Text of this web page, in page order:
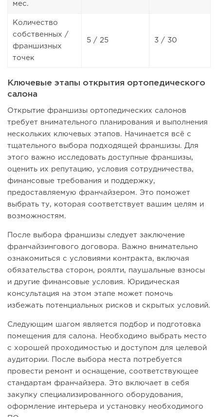
мес.
Количество
собственных /
франшизных
точек
5 / 25 3 / 30
Ключевые этапы открытия ортопедического
салона
Открытие франшизы ортопедических салонов
требует внимательного планирования и выполнения
нескольких ключевых этапов. Начинается всё с
тщательного выбора подходящей франшизы. Для
этого важно исследовать доступные франшизы,
оценить их репутацию, условия сотрудничества,
финансовые требования и поддержку,
предоставляемую франчайзером. Это поможет
выбрать ту, которая соответствует вашим целям и
возможностям.
После выбора франшизы следует заключение
франчайзингового договора. Важно внимательно
ознакомиться с условиями контракта, включая
обязательства сторон, роялти, паушальные взносы
и другие финансовые условия. Юридическая
консультация на этом этапе может помочь
избежать потенциальных рисков и скрытых условий.
Следующим шагом является подбор и подготовка
помещения для салона. Необходимо выбрать место
с хорошей проходимостью и доступом для целевой
аудитории. После выбора места потребуется
провести ремонт и оснащение, соответствующее
стандартам франчайзера. Это включает в себя
закупку специализированного оборудования,
оформление интерьера и установку необходимого